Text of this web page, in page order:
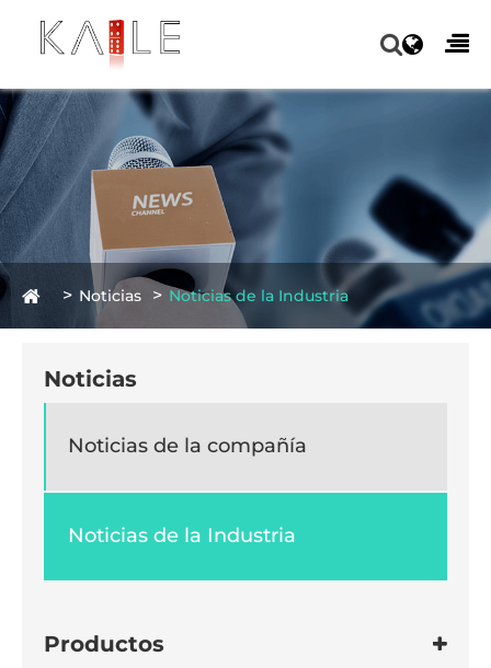
Noticias Noticias de la Industria
Noticias
Noticias de la compañía
Noticias de la Industria
Productos